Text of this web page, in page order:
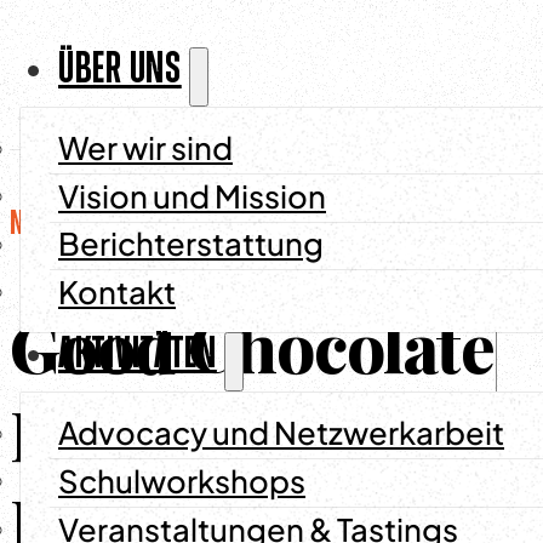
ÜBER UNS
Wer wir sind
Vision und Mission
Berichterstattung
Kontakt
AKTIVITÄTEN
Advocacy und Netzwerkarbeit
Schulworkshops
Veranstaltungen & Tastings
Nachrichten / 19 Januar 2026
Good Chocolate
Hub
Jahresrückblick